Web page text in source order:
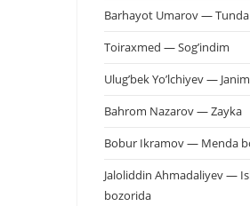
Barhayot Umarov —
Toiraxmed — Sog’indim
Ulug’bek Yo’lchiyev —
Bahrom Nazarov — Zayka
Bobur Ikramov — Menda
Jaloliddin Ahmadaliyev —
bozorida